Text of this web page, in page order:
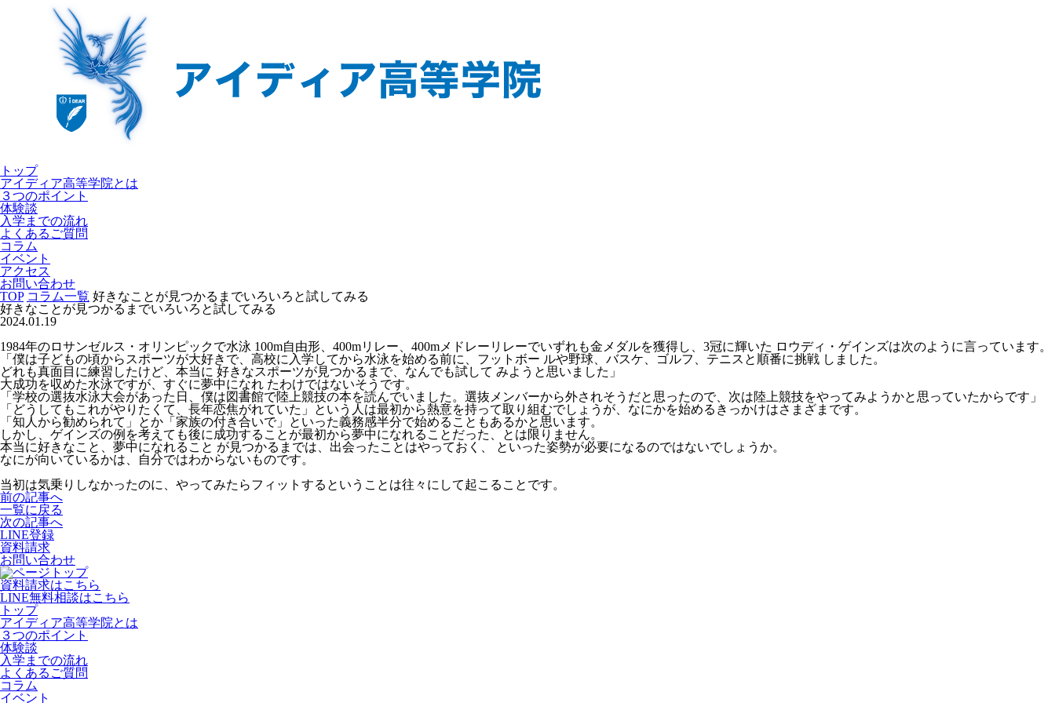
トップ
アイディア高等学院とは
３つのポイント
体験談
入学までの流れ
よくあるご質問
コラム
イベント
アクセス
お問い合わせ
TOP コラム一覧 好きなことが見つかるまでいろいろと試してみる
好きなことが見つかるまでいろいろと試してみる
2024.01.19
1984年のロサンゼルス・オリンピックで水泳 100m自由形、400mリレー、400mメドレーリレーでいずれも金メダルを獲得し、3冠に輝いた ロウディ・ゲインズは次のように言っています。
「僕は子どもの頃からスポーツが大好きで、高校に入学してから水泳を始める前に、フットボー ルや野球、バスケ、ゴルフ、テニスと順番に挑戦 しました。
どれも真面目に練習したけど、本当に 好きなスポーツが見つかるまで、なんでも試して みようと思いました」
大成功を収めた水泳ですが、すぐに夢中になれ たわけではないそうです。
「学校の選抜水泳大会があった日、僕は図書館で陸上競技の本を読んでいました。選抜メンバーから外されそうだと思ったので、次は陸上競技をやってみようかと思っていたからです」
「どうしてもこれがやりたくて、長年恋焦がれていた」という人は最初から熱意を持って取り組むでしょうが、なにかを始めるきっかけはさまざまです。
「知人から勧められて」とか「家族の付き合いで」といった義務感半分で始めることもあるかと思います。
しかし、ゲインズの例を考えても後に成功することが最初から夢中になれることだった、とは限りません。
本当に好きなこと、夢中になれること が見つかるまでは、出会ったことはやっておく、 といった姿勢が必要になるのではないでしょうか。
なにが向いているかは、自分ではわからないものです。
当初は気乗りしなかったのに、やってみたらフィットするということは往々にして起こることです。
前の記事へ
一覧に戻る
次の記事へ
LINE登録
資料請求
お問い合わせ
資料請求はこちら
LINE無料相談はこちら
トップ
アイディア高等学院とは
３つのポイント
体験談
入学までの流れ
よくあるご質問
コラム
イベント